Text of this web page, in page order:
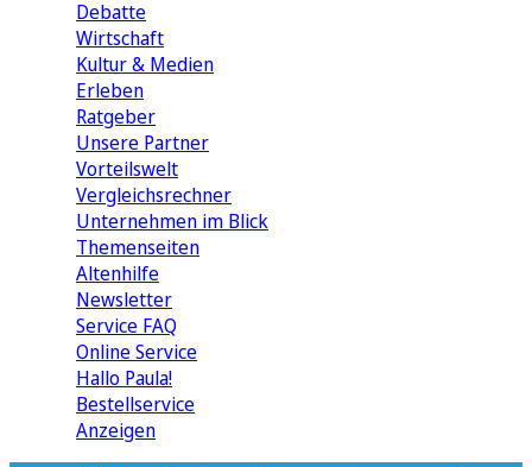
Debatte
Wirtschaft
Kultur & Medien
Erleben
Ratgeber
Unsere Partner
Vorteilswelt
Vergleichsrechner
Unternehmen im Blick
Themenseiten
Altenhilfe
Newsletter
Service FAQ
Online Service
Hallo Paula!
Bestellservice
Anzeigen